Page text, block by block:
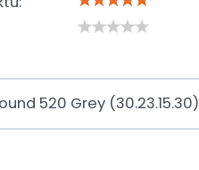
520 Grey (30.23.15.30)